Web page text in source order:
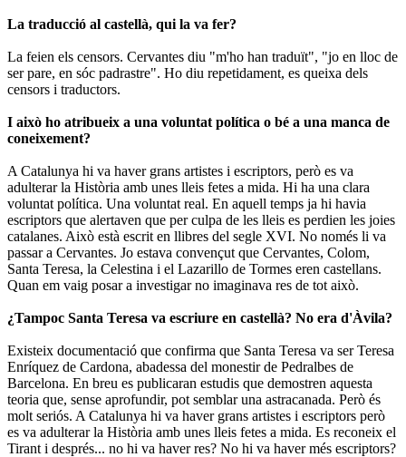
La traducció al castellà, qui la va fer?
La feien els censors. Cervantes diu "m'ho han traduït", "jo en lloc de
ser pare, en sóc padrastre". Ho diu repetidament, es queixa dels
censors i traductors.
I això ho atribueix a una voluntat política o bé a una manca de
coneixement?
A Catalunya hi va haver grans artistes i escriptors, però es va
adulterar la Història amb unes lleis fetes a mida. Hi ha una clara
voluntat política. Una voluntat real. En aquell temps ja hi havia
escriptors que alertaven que per culpa de les lleis es perdien les joies
catalanes. Això està escrit en llibres del segle XVI. No només li va
passar a Cervantes. Jo estava convençut que Cervantes, Colom,
Santa Teresa, la Celestina i el Lazarillo de Tormes eren castellans.
Quan em vaig posar a investigar no imaginava res de tot això.
¿Tampoc Santa Teresa va escriure en castellà? No era d'Àvila?
Existeix documentació que confirma que Santa Teresa va ser Teresa
Enríquez de Cardona, abadessa del monestir de Pedralbes de
Barcelona. En breu es publicaran estudis que demostren aquesta
teoria que, sense aprofundir, pot semblar una astracanada. Però és
molt seriós. A Catalunya hi va haver grans artistes i escriptors però
es va adulterar la Història amb unes lleis fetes a mida. Es reconeix el
Tirant i després... no hi va haver res? No hi va haver més escriptors?